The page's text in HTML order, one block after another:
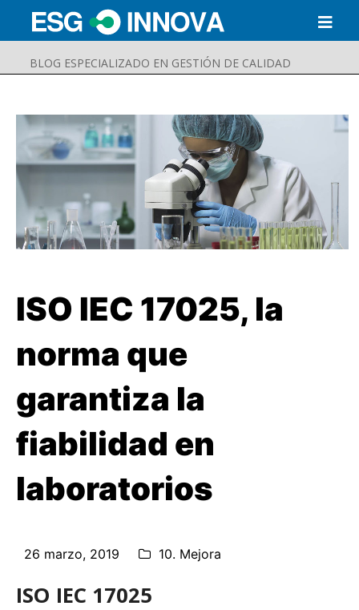
BLOG ESPECIALIZADO EN GESTIÓN DE CALIDAD
Buscar Enviar
ISO IEC 17025, la
norma que
garantiza la
fiabilidad en
laboratorios
26 marzo, 2019 10. Mejora
ISO IEC 17025